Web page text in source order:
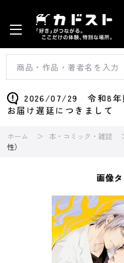
2026/07/29 令和8年
お届け遅延につきまして
ホーム 本・コミック・雑誌
性）
画像